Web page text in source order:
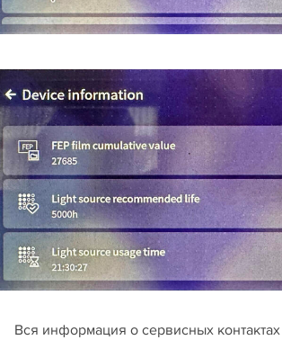
Вся информация о сервисных